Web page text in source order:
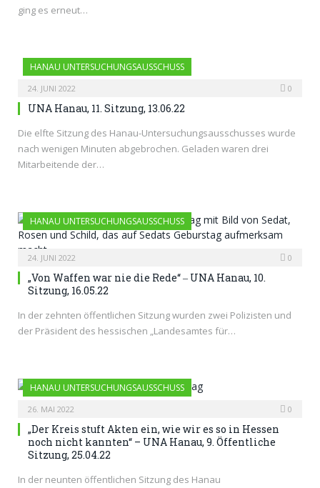
ging es erneut…
HANAU UNTERSUCHUNGSAUSSCHUSS
24. JUNI 2022 0
UNA Hanau, 11. Sitzung, 13.06.22
Die elfte Sitzung des Hanau-Untersuchungsausschusses wurde
nach wenigen Minuten abgebrochen. Geladen waren drei
Mitarbeitende der…
HANAU UNTERSUCHUNGSAUSSCHUSS
24. JUNI 2022 0
„Von Waffen war nie die Rede“ ‒ UNA Hanau, 10.
Sitzung, 16.05.22
In der zehnten öffentlichen Sitzung wurden zwei Polizisten und
der Präsident des hessischen „Landesamtes für…
HANAU UNTERSUCHUNGSAUSSCHUSS
26. MAI 2022 0
„Der Kreis stuft Akten ein, wie wir es so in Hessen
noch nicht kannten“ – UNA Hanau, 9. Öffentliche
Sitzung, 25.04.22
In der neunten öffentlichen Sitzung des Hanau